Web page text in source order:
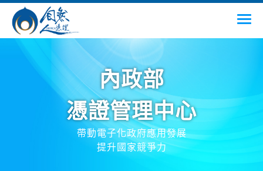
跳到主要內容
menu
內政部
憑證管理中心
帶動電子化政府應用發展
提升國家競爭力